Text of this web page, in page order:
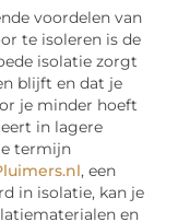
voordelen van
te isoleren is de
isolatie zorgt
blijft en dat je
je minder hoeft
in lagere
termijn
, een
in isolatie, kan je
en